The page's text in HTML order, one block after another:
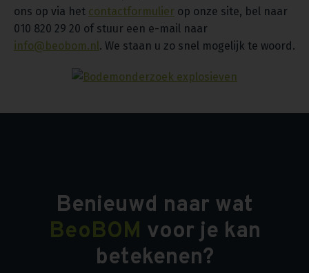
ons op via het contactformulier op onze site, bel naar
010 820 29 20 of stuur een e-mail naar
info@beobom.nl. We staan u zo snel mogelijk te woord.
Benieuwd naar wat
BeoBOM voor je kan
betekenen?